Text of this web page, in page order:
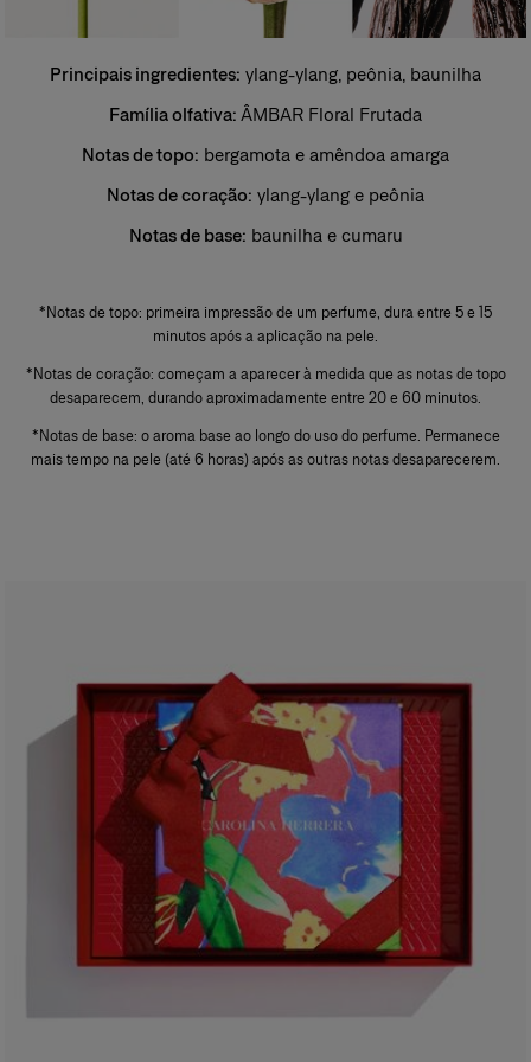
concentrada de uma fragrância. Sua concentração varia entre 20% e
à das demais categorias e, por isso, costuma ser reservado para ocasiões
composição. O perfumista destaca a nobreza dessas notas para reforçar
aplicadas diretamente sobre a pele, de preferência nos pontos de
Principais ingredientes: ylang-ylang, peônia, baunilha
Família olfativa: ÂMBAR Floral Frutada
Notas de topo: bergamota e amêndoa amarga
Notas de coração: ylang-ylang e peônia
Notas de base: baunilha e cumaru
*Notas de topo: primeira impressão de um perfume, dura entre 5 e 15
minutos após a aplicação na pele.
*Notas de coração: começam a aparecer à medida que as notas de topo
desaparecem, durando aproximadamente entre 20 e 60 minutos.
*Notas de base: o aroma base ao longo do uso do perfume. Permanece
mais tempo na pele (até 6 horas) após as outras notas desaparecerem.